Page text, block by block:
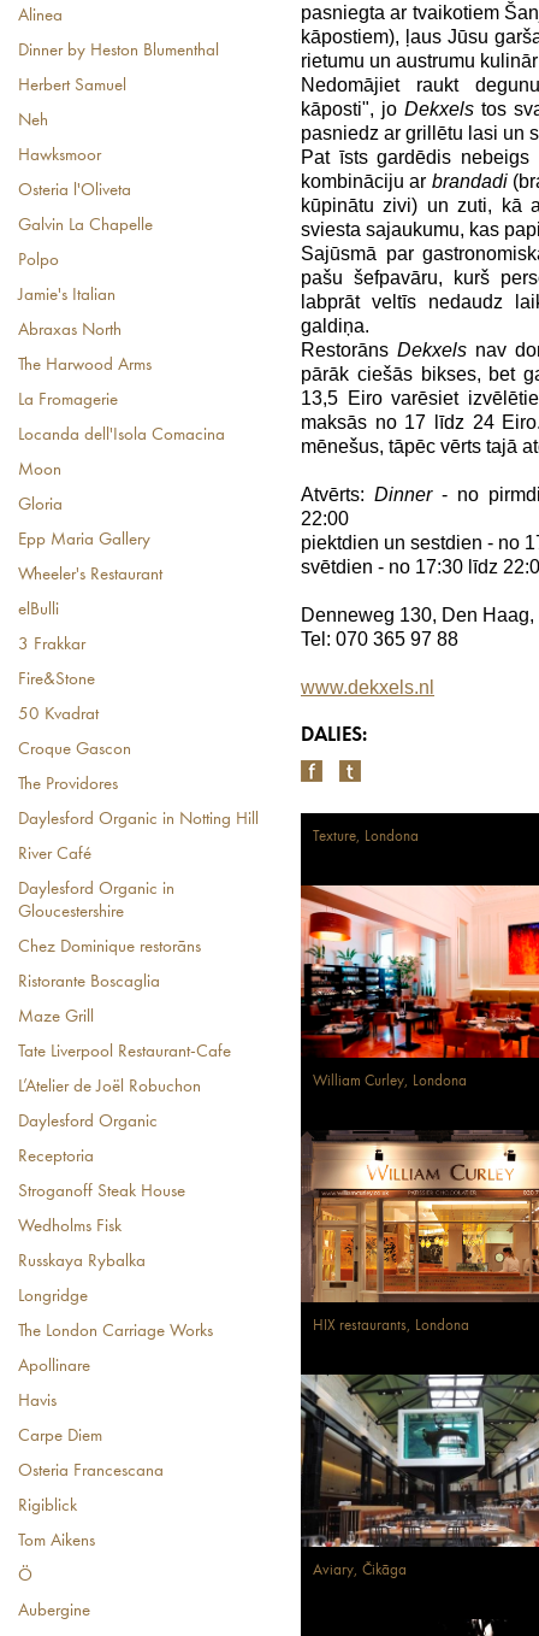
Alinea
Dinner by Heston Blumenthal
Herbert Samuel
Neh
Hawksmoor
Osteria l'Oliveta
Galvin La Chapelle
Polpo
Jamie's Italian
Abraxas North
The Harwood Arms
La Fromagerie
Locanda dell'Isola Comacina
Moon
Gloria
Epp Maria Gallery
Wheeler's Restaurant
elBulli
3 Frakkar
Fire&Stone
50 Kvadrat
Croque Gascon
The Providores
Daylesford Organic in Notting Hill
River Café
Daylesford Organic in
Gloucestershire
Chez Dominique restorāns
Ristorante Boscaglia
Maze Grill
Tate Liverpool Restaurant-Cafe
L’Atelier de Joël Robuchon
Daylesford Organic
Receptoria
Stroganoff Steak House
Wedholms Fisk
Russkaya Rybalka
Longridge
The London Carriage Works
Apollinare
Havis
Carpe Diem
Osteria Francescana
Rigiblick
Tom Aikens
Ö
Aubergine
pasniegta ar tvaikotiem
kāpostiem), ļaus Jūsu
rietumu un austrumu
Nedomājiet raukt
kāposti", jo Dekxels tos
pasniedz ar grillētu lasi un
Pat īsts gardēdis
kombināciju ar brandadi
kūpinātu zivi) un zuti, kā
sviesta sajaukumu, kas
Sajūsmā par
pašu šefpavāru, kurš
labprāt veltīs nedaudz
galdiņa.
Restorāns Dekxelsnav
pārāk ciešās bikses, bet
13,5 Eiro varēsiet
maksās no 17 līdz 24
mēnešus, tāpēc vērts tajā
Atvērts:Dinner- no
22:00
piektdien un sestdien - no
svētdien - no 17:30 līdz
Denneweg 130, Den Haag,
Tel: 070 365 97 88
www.dekxels.nl
DALIES:
Texture, Londona
William Curley, Londona
HIX restaurants, Londona
Aviary, Čikāga